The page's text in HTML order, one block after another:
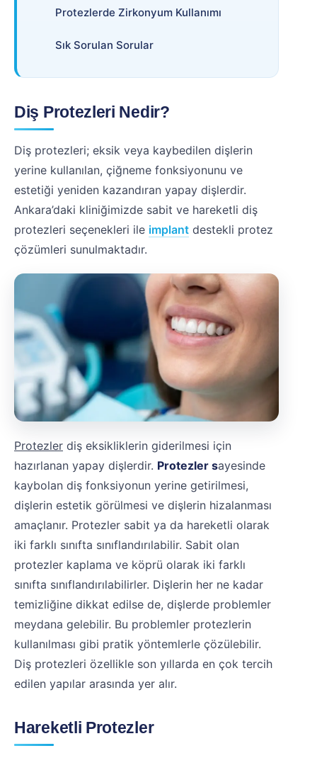
Protezlerde Zirkonyum Kullanımı
Sık Sorulan Sorular
Diş Protezleri Nedir?
Diş protezleri; eksik veya kaybedilen dişlerin
yerine kullanılan, çiğneme fonksiyonunu ve
estetiği yeniden kazandıran yapay dişlerdir.
Ankara’daki kliniğimizde sabit ve hareketli diş
protezleri seçenekleri ile implant destekli protez
çözümleri sunulmaktadır.
Protezler diş eksikliklerin giderilmesi için
hazırlanan yapay dişlerdir. Protezler sayesinde
kaybolan diş fonksiyonun yerine getirilmesi,
dişlerin estetik görülmesi ve dişlerin hizalanması
amaçlanır. Protezler sabit ya da hareketli olarak
iki farklı sınıfta sınıflandırılabilir. Sabit olan
protezler kaplama ve köprü olarak iki farklı
sınıfta sınıflandırılabilirler. Dişlerin her ne kadar
temizliğine dikkat edilse de, dişlerde problemler
meydana gelebilir. Bu problemler protezlerin
kullanılması gibi pratik yöntemlerle çözülebilir.
Diş protezleri özellikle son yıllarda en çok tercih
edilen yapılar arasında yer alır.
Hareketli Protezler